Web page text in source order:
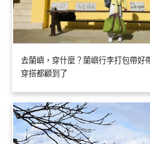
去蘭嶼，穿什麼？蘭嶼行李打包帶好
穿搭都顧到了